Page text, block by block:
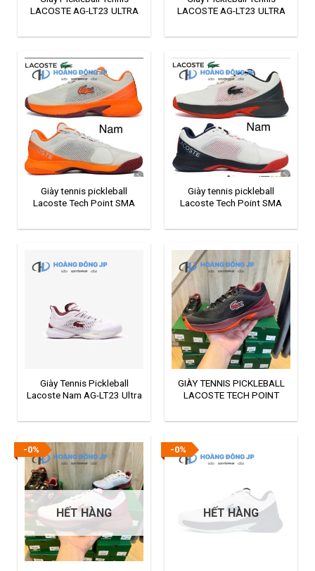
LACOSTE AG-LT23 ULTRA
LACOSTE AG-LT23 ULTRA
Giày tennis pickleball
Lacoste Tech Point SMA
Giày tennis pickleball
Lacoste Tech Point SMA
Giày Tennis Pickleball
Lacoste Nam AG-LT23 Ultra
GIÀY TENNIS PICKLEBALL
LACOSTE TECH POINT
-0%
HẾT HÀNG
-0%
HẾT HÀNG